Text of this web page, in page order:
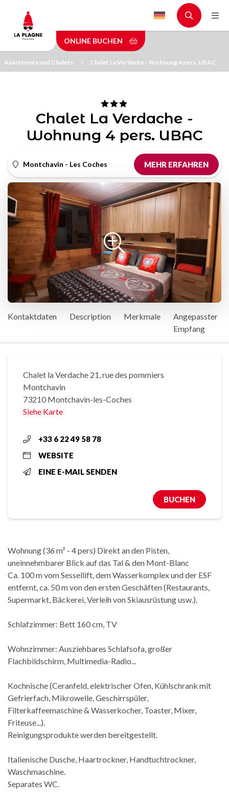
main
content
ONLINE BUCHEN
Apartments und Chalets Chalet La Verdache - Wohnung 4 pers. UBAC
Chalet La Verdache -
Wohnung 4 pers. UBAC
Montchavin - Les Coches MEHR ERFAHREN
Kontaktdaten Description Merkmale
Angepasster
Empfang
Chalet la Verdache 21, rue des pommiers
Montchavin
73210 Montchavin-les-Coches
Siehe Karte
+33 6 22 49 58 78
WEBSITE
EINE E-MAIL SENDEN
BUCHEN
Wohnung (36 m² - 4 pers) Direkt an den Pisten,
uneinnehmbarer Blick auf das Tal & den Mont-Blanc
Ca. 100 m vom Sessellift, dem Wasserkomplex und der ESF
entfernt, ca. 50 m von den ersten Geschäften (Restaurants,
Supermarkt, Bäckerei, Verleih von Skiausrüstung usw.).
Schlafzimmer: Bett 160 cm, TV
Wohnzimmer: Ausziehbares Schlafsofa, großer
Flachbildschirm, Multimedia-Radio...
Kochnische (Ceranfeld, elektrischer Ofen, Kühlschrank mit
Gefrierfach, Mikrowelle, Geschirrspüler,
Filterkaffeemaschine & Wasserkocher, Toaster, Mixer,
Friteuse...).
Reinigungsprodukte werden bereitgestellt.
Italienische Dusche, Haartrockner, Handtuchtrockner,
Waschmaschine.
Separates WC.